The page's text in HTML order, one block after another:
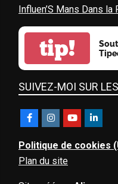
Influen’S Mans Dans la
tip!
SUIVEZ-MOI SUR
Politique de cookies
Plan du site